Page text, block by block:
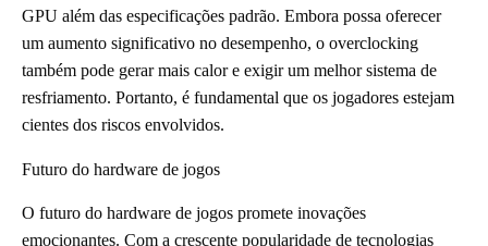
GPU além das especificações padrão. Embora possa oferecer
um aumento significativo no desempenho, o overclocking
também pode gerar mais calor e exigir um melhor sistema de
resfriamento. Portanto, é fundamental que os jogadores estejam
cientes dos riscos envolvidos.
Futuro do hardware de jogos
O futuro do hardware de jogos promete inovações
emocionantes. Com a crescente popularidade de tecnologias